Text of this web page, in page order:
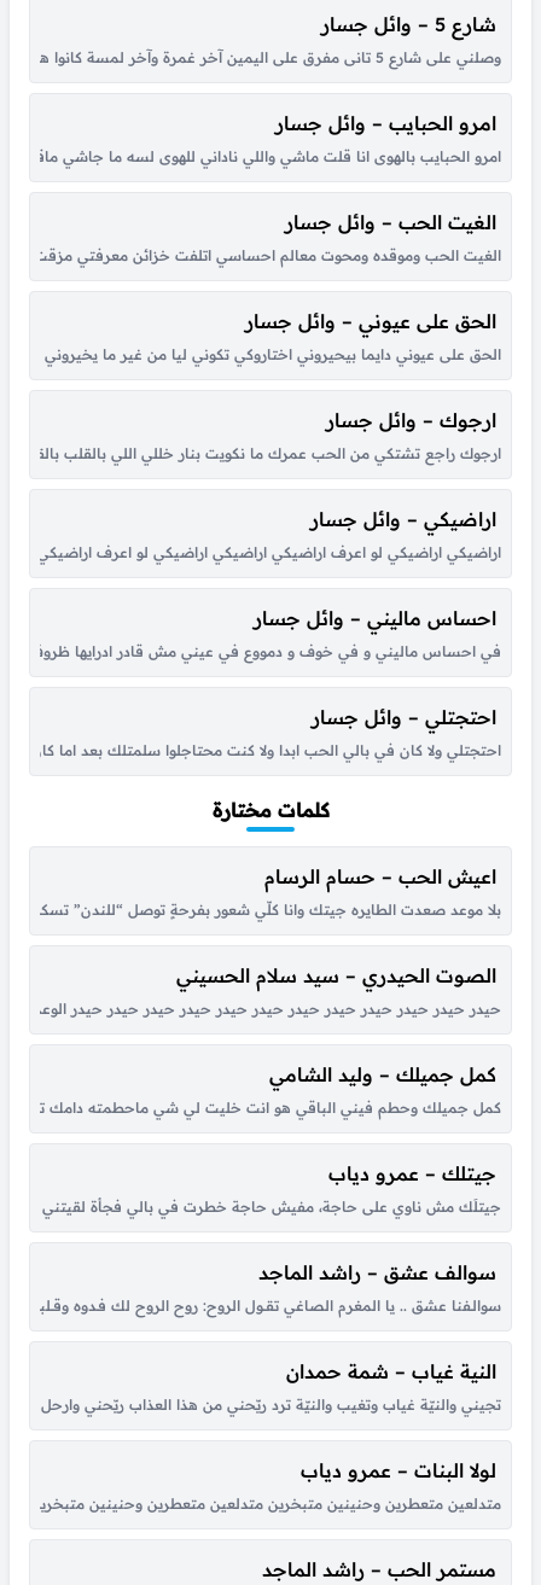
شارع 5 – وائل جسار
وصلني على شارع 5 تانى مفرق على اليمين آخر غمرة وآخر لمسة كانوا هون من سبع سنين وصلني على شارع خمسه تانى مفرق على اليمين آخر غمرة وآخر لمسة كانوا هون من سبع سنين يا سنين قوليلي وديتي حبيب عمري لوين يا...
امرو الحبايب – وائل جسار
امرو الحبايب بالهوى انا قلت ماشي واللي ناداني للهوى لسه ما جاشي
الغيت الحب – وائل جسار
الغيت الحب وموقده ومحوت معالم احساسي اتلفت خزائن معرفتي مزقت
الحق على عيوني – وائل جسار
الحق على عيوني دايما بيحيروني اختاروكي تكوني ليا من غير ما يخيروني
ارجوك – وائل جسار
ارجوك راجع تشتكي من الحب عمرك ما نكويت بنار خللي اللي بالقلب بالقلب
اراضيكي – وائل جسار
اراضيكي اراضيكي لو اعرف اراضيكي اراضيكي اراضيكي لو اعرف اراضيكي يا
احساس ماليني – وائل جسار
في احساس ماليني و في خوف و دمووع في عيني مش قادر ادرايها ظروف
احتجتلي – وائل جسار
احتجتلي ولا كان في بالي الحب ابدا ولا كنت محتاجلوا سلمتلك بعد اما
كلمات مختارة
اعيش الحب – حسام الرسام
بلا موعد صعدت الطايره جيتك وانا كلّي شعور بفرحةٍ توصل “للندن”
الصوت الحيدري – سيد سلام الحسيني
حيدر حيدر حيدر حيدر حيدر حيدر حيدر حيدر حيدر حيدر حيدر حيدر الوعد
كمل جميلك – وليد الشامي
كمل جميلك وحطم فيني الباقي هو انت خليت لي شي ماحطمته دامك تلذذ
جيتلك – عمرو دياب
جيتلَك مش ناوي على حاجة، مفيش حاجة خطرت في بالي فجأة لقيتني قدام
سوالف عشق – راشد الماجد
سوالـفنا عشق .. يا المغرم الصاغي تقــول الروح: روح الروح لك فـدوه وقــلبي لـو
النية غياب – شمة حمدان
تجيني والنيّة غياب وتغيب والنيّة ترد ريّحني من هذا العذاب ريّحني وارحل
لولا البنات – عمرو دياب
متدلعين متعطرين وحنينين متبخرين متدلعين متعطرين وحنينين متبخرين عملوا
مستمر الحب – راشد الماجد